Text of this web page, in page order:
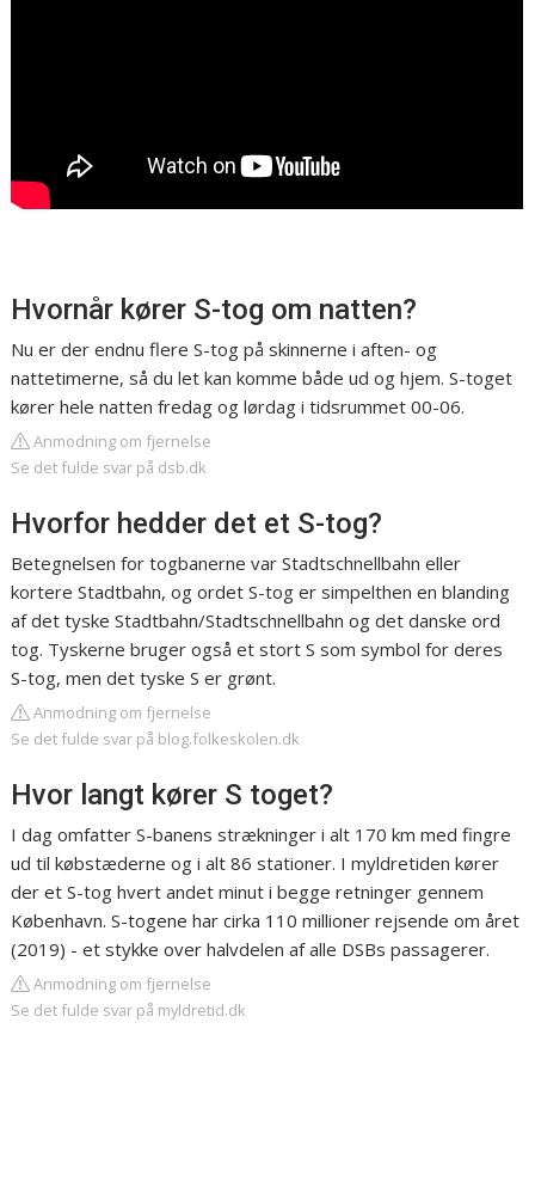
Hvornår kører S-tog om natten?
Nu er der endnu flere S-tog på skinnerne i aften- og
nattetimerne, så du let kan komme både ud og hjem. S-toget
kører hele natten fredag og lørdag i tidsrummet 00-06.
Anmodning om fjernelse
Se det fulde svar på dsb.dk
Hvorfor hedder det et S-tog?
Betegnelsen for togbanerne var Stadtschnellbahn eller
kortere Stadtbahn, og ordet S-tog er simpelthen en blanding
af det tyske Stadtbahn/Stadtschnellbahn og det danske ord
tog. Tyskerne bruger også et stort S som symbol for deres
S-tog, men det tyske S er grønt.
Anmodning om fjernelse
Se det fulde svar på blog.folkeskolen.dk
Hvor langt kører S toget?
I dag omfatter S-banens strækninger i alt 170 km med fingre
ud til købstæderne og i alt 86 stationer. I myldretiden kører
der et S-tog hvert andet minut i begge retninger gennem
København. S-togene har cirka 110 millioner rejsende om året
(2019) - et stykke over halvdelen af alle DSBs passagerer.
Anmodning om fjernelse
Se det fulde svar på myldretid.dk